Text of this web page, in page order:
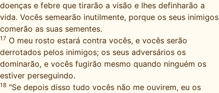
doenças e febre que tirarão a visão e lhes definharão a
vida. Vocês semearão inutilmente, porque os seus inimigos
comerão as suas sementes.
17 O meu rosto estará contra vocês, e vocês serão
derrotados pelos inimigos; os seus adversários os
dominarão, e vocês fugirão mesmo quando ninguém os
estiver perseguindo.
18 "Se depois disso tudo vocês não me ouvirem, eu os